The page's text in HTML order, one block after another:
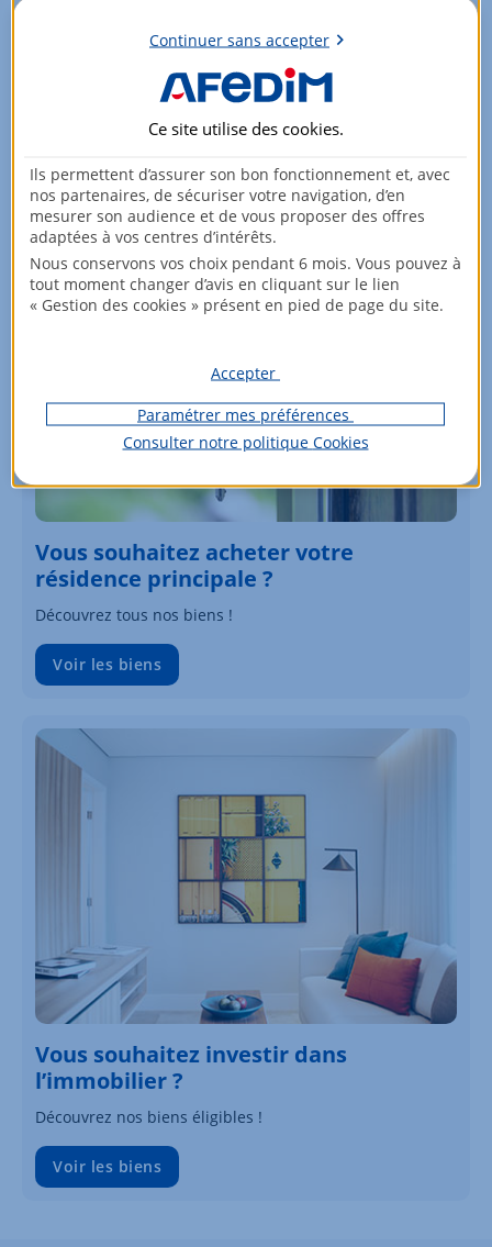
Vous souhaitez acheter votre
résidence principale ?
Découvrez tous nos biens !
Voir les biens
Vous souhaitez investir dans
l’immobilier ?
Découvrez nos biens éligibles !
Voir les biens
Continuer sans accepter
Ce site utilise des cookies.
Ils permettent d’assurer son bon fonctionnement et, avec
nos partenaires, de sécuriser votre navigation, d’en
mesurer son audience et de vous proposer des offres
adaptées à vos centres d’intérêts.
Nous conservons vos choix pendant 6 mois. Vous pouvez à
tout moment changer d’avis en cliquant sur le lien
« Gestion des cookies » présent en pied de page du site.
Accepter
Paramétrer mes préférences
Consulter notre politique Cookies